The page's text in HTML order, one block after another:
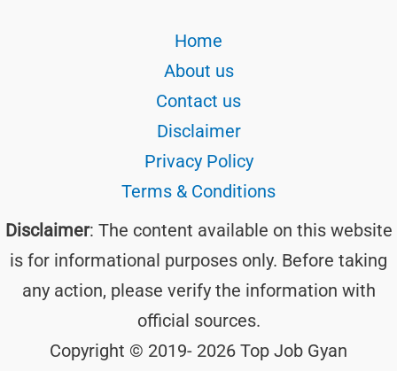
Home
About us
Contact us
Disclaimer
Privacy Policy
Terms & Conditions
Disclaimer: The content available on this website
is for informational purposes only. Before taking
any action, please verify the information with
official sources.
Copyright © 2019- 2026 Top Job Gyan